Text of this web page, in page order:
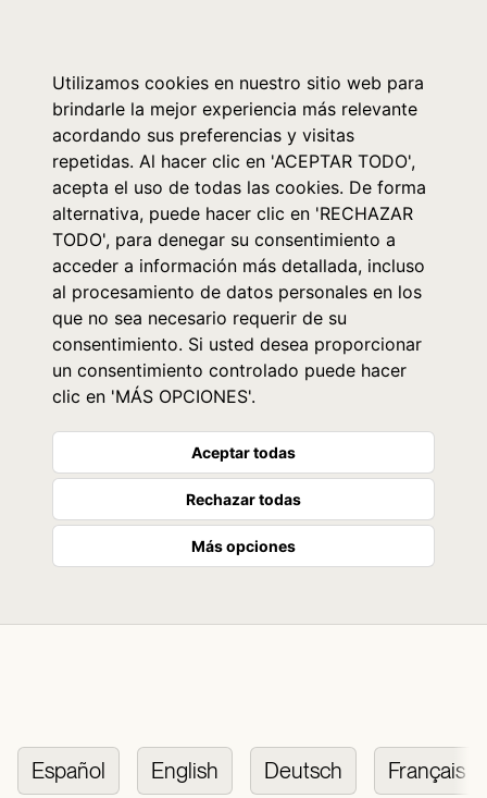
Utilizamos cookies en nuestro sitio web para
brindarle la mejor experiencia más relevante
acordando sus preferencias y visitas
repetidas. Al hacer clic en 'ACEPTAR TODO',
acepta el uso de todas las cookies. De forma
alternativa, puede hacer clic en 'RECHAZAR
TODO', para denegar su consentimiento a
acceder a información más detallada, incluso
al procesamiento de datos personales en los
que no sea necesario requerir de su
consentimiento. Si usted desea proporcionar
un consentimiento controlado puede hacer
clic en 'MÁS OPCIONES'.
Aceptar todas
Rechazar todas
Más opciones
Español English Deutsch Français